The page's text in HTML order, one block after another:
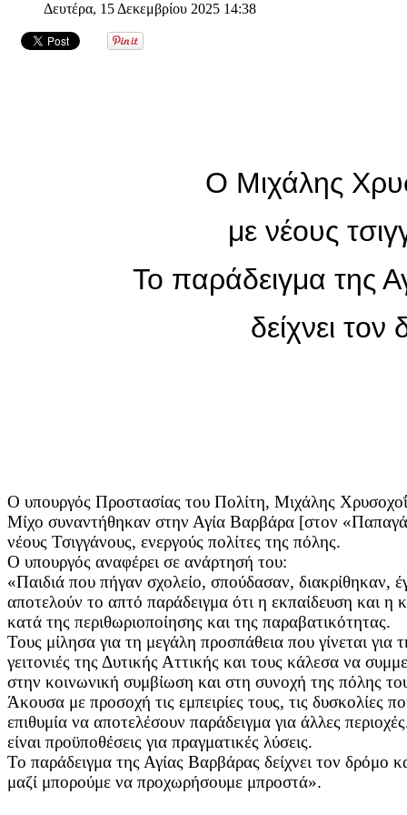
Δευτέρα, 15 Δεκεμβρίου 2025 14:38
Ο Μιχάλης
με νέους
Το παράδειγμα της
δείχνει τον
Ο υπουργός Προστασίας του Πολίτη, Μιχάλης
Μίχο συναντήθηκαν στην Αγία Βαρβάρα [στον
νέους Τσιγγάνους, ενεργούς πολίτες της πόλης.
Ο υπουργός αναφέρει σε ανάρτησή του:
«Παιδιά που πήγαν σχολείο, σπούδασαν, διακρίθηκαν,
αποτελούν το απτό παράδειγμα ότι η εκπαίδευση και η
κατά της περιθωριοποίησης και της παραβατικότητας.
Τους μίλησα για τη μεγάλη προσπάθεια που γίνεται για
γειτονιές της Δυτικής Αττικής και τους κάλεσα να
στην κοινωνική συμβίωση και στη συνοχή της πόλης
Άκουσα με προσοχή τις εμπειρίες τους, τις δυσκολίες
επιθυμία να αποτελέσουν παράδειγμα για άλλες
είναι προϋποθέσεις για πραγματικές λύσεις.
Το παράδειγμα της Αγίας Βαρβάρας δείχνει τον δρόμο
μαζί μπορούμε να προχωρήσουμε μπροστά».